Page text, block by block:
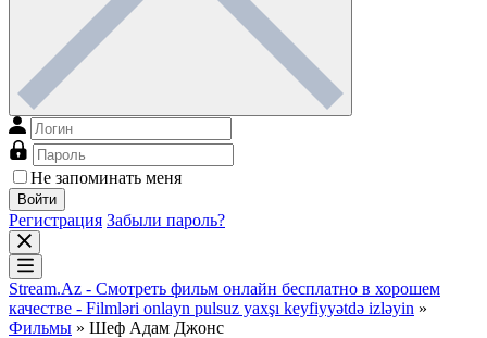
Не запоминать меня
Войти
Регистрация Забыли пароль?
Stream.Az - Смотреть фильм онлайн бесплатно в хорошем
качестве - Filmləri onlayn pulsuz yaxşı keyfiyyətdə izləyin »
Фильмы » Шеф Адам Джонс